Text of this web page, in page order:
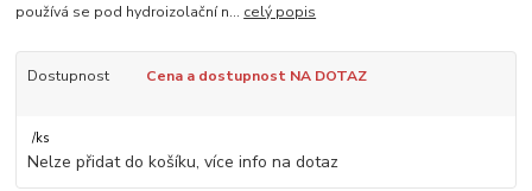
používá se pod hydroizolační n... celý popis
Dostupnost Cena a dostupnost NA DOTAZ
/ks
Nelze přidat do košíku, více info na dotaz